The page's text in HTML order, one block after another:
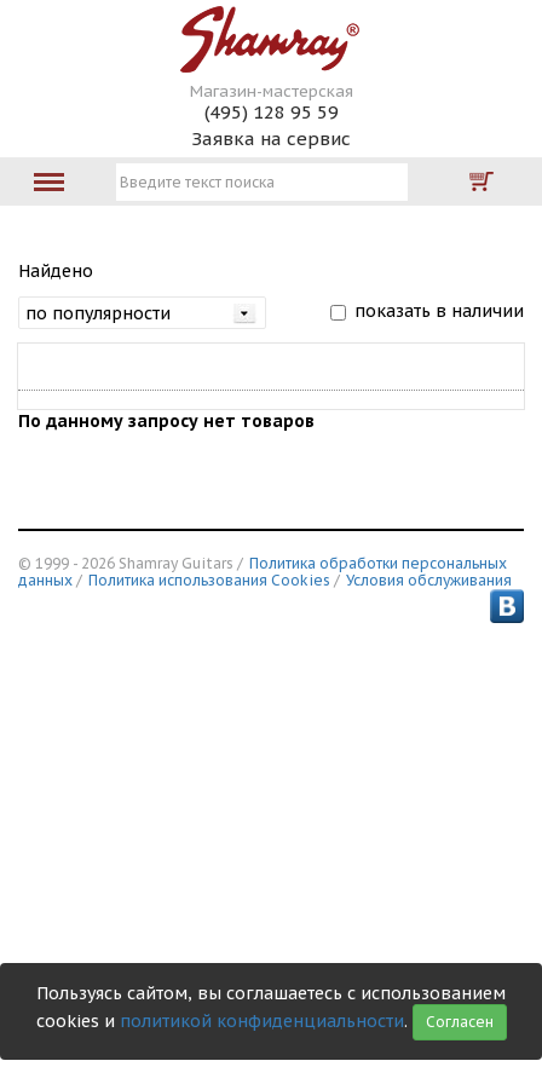
Магазин-мастерская
(495) 128 95 59
Заявка на сервис
Найдено
показать в наличии
По данному запросу нет товаров
© 1999 - 2026 Shamray Guitars / Политика обработки персональных
данных / Политика использования Сookies / Условия обслуживания
Пользуясь сайтом, вы соглашаетесь с использованием
cookies и политикой конфиденциальности. Согласен